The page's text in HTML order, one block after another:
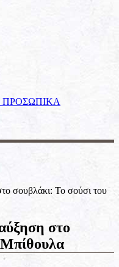
ΠΡΟΣΩΠΙΚΑ
σουβλάκι: Το σούσι του
στο
Μπίθουλα